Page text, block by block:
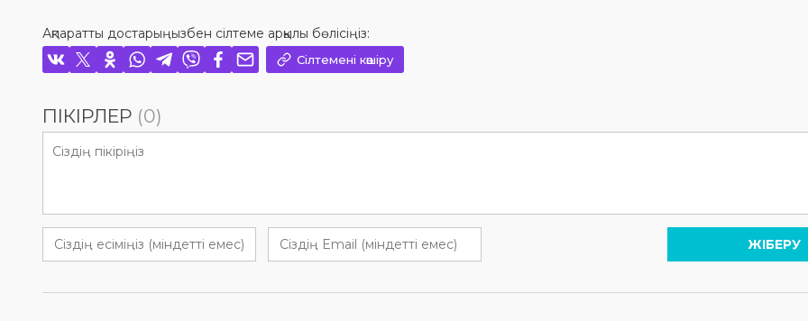
Ақпаратты достарыңызбен сілтеме арқылы бөлісіңіз:
Сілтемені көшіру
ПІКІРЛЕР (0)
ЖІБЕРУ